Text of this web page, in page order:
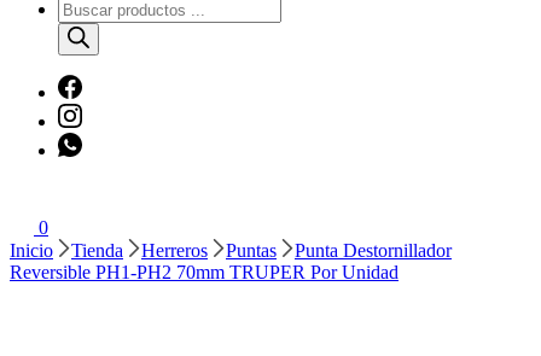
Búsqueda
de
productos
0
Inicio
Tienda Herreros Puntas
Punta Destornillador
Reversible PH1-PH2 70mm TRUPER Por Unidad